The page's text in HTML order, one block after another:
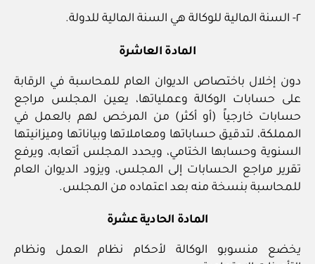
٢- السنة المالية للوكالة هي السنة المالية للدولة.
المادة العاشرة
دون إخلال باختصاص الديوان العام للمحاسبة في الرقابة
على حسابات الوكالة وعملياتها، يعين المجلس مراجع
حسابات خارجياً (أو أكثر) من المرخص لهم بالعمل في
المملكة، لتدقيق حساباتها ومعاملاتها وبياناتها وميزانيتها
السنوية وحسابها الختامي، ويحدد المجلس أتعابه، ويرفع
تقرير مراجع الحسابات إلى المجلس، ويزود الديوان العام
للمحاسبة بنسخة منه بعد اعتماده من المجلس.
المادة الحادية عشرة
يخضع منسوبو الوكالة لأحكام نظام العمل ونظام